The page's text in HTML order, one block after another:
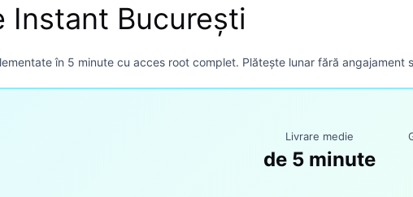
Instant București
în 5 minute cu acces root complet. Plătește lunar fără angajament
Livrare medie
de 5 minute